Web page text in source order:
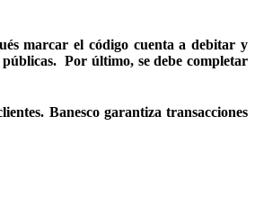
marcar el código cuenta a debitar y
públicas. Por último, se debe completar
Banesco garantiza transacciones